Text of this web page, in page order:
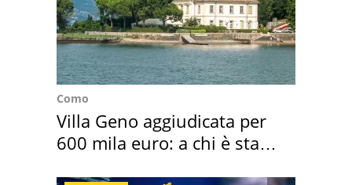
Como
Villa Geno aggiudicata per
600 mila euro: a chi è stata